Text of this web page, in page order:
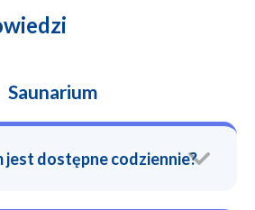
Saunarium
jest dostępne codziennie?